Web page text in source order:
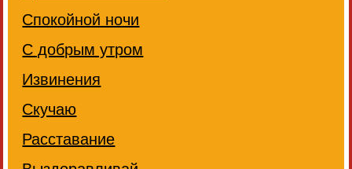
Спокойной ночи
С добрым утром
Извинения
Скучаю
Расставание